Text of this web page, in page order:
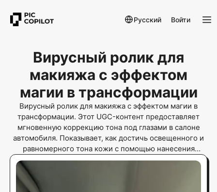
Русский Войти
Вирусный ролик для
макияжа с эффектом
магии в трансформации
Вирусный ролик для макияжа с эффектом магии в
трансформации. Этот UGC-контент предоставляет
мгновенную коррекцию тона под глазами в салоне
автомобиля. Показывает, как достичь освещенного и
равномерного тона кожи с помощью нанесения
продукта в реальном времени для тестирования
объявлений с высоким CTR. Трансформация заметна и
удовлетворяет аудиторию TikTok в сфере красоты.